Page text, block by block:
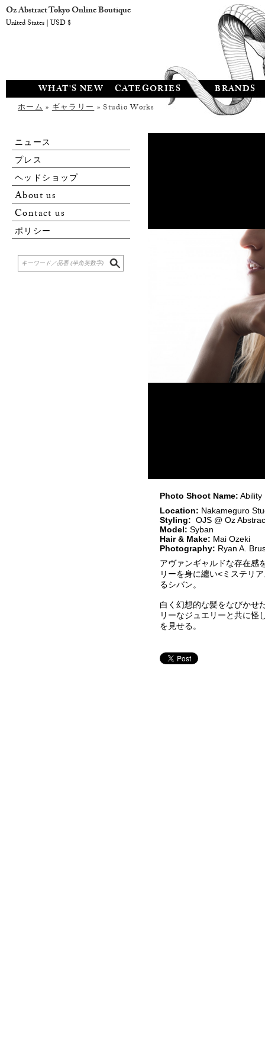
WHAT'S NEW CATEGORIES BRANDS
ホーム»ギャラリー» Studio Works
ニュース
プレス
ヘッドショップ
About us
Contact us
ポリシー
Photo Shoot Name: Ability
Location: Nakameguro
Styling: OJS @ Oz
Model: Syban
Hair & Make: Mai Ozeki
Photography: Ryan A.
アヴァンギャルドな存在感
リーを身に纏い<ミ ステリ
るシバン。
白く幻想的な髪をなびかせ
リーなジュエリ ーと共に怪
を見せる。
Oz Abstract Tokyo Online Boutique
United States | USD $